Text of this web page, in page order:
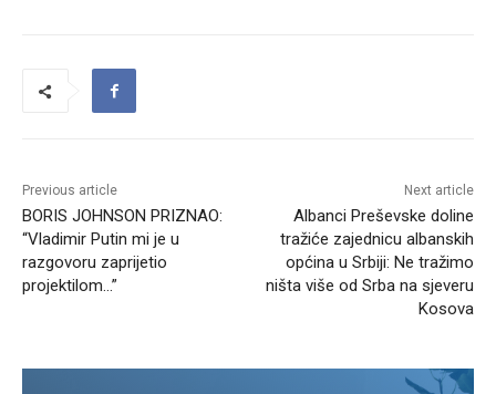
Previous article
BORIS JOHNSON PRIZNAO:
“Vladimir Putin mi je u
razgovoru zaprijetio
projektilom…”
Next article
Albanci Preševske doline
tražiće zajednicu albanskih
općina u Srbiji: Ne tražimo
ništa više od Srba na sjeveru
Kosova